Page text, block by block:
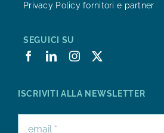
Privacy Policy fornitori e partner
SEGUICI SU
ISCRIVITI ALLA NEWSLETTER